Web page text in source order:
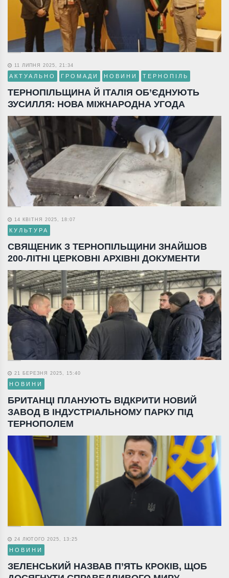
11 ЛИПНЯ 2025, 21:34
АКТУАЛЬНО ГРОМАДИ НОВИНИ ТЕРНОПІЛЬ
ТЕРНОПІЛЬЩИНА Й ІТАЛІЯ ОБ’ЄДНУЮТЬ
ЗУСИЛЛЯ: НОВА МІЖНАРОДНА УГОДА
14 КВІТНЯ 2025, 18:07
КУЛЬТУРА
СВЯЩЕНИК З ТЕРНОПІЛЬЩИНИ ЗНАЙШОВ
200-ЛІТНІ ЦЕРКОВНІ АРХІВНІ ДОКУМЕНТИ
21 БЕРЕЗНЯ 2025, 15:40
НОВИНИ
БРИТАНЦІ ПЛАНУЮТЬ ВІДКРИТИ НОВИЙ
ЗАВОД В ІНДУСТРІАЛЬНОМУ ПАРКУ ПІД
ТЕРНОПОЛЕМ
24 ЛЮТОГО 2025, 13:25
НОВИНИ
ЗЕЛЕНСЬКИЙ НАЗВАВ П’ЯТЬ КРОКІВ, ЩОБ